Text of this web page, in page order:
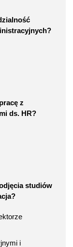
z
ds. HR?
studiów
i